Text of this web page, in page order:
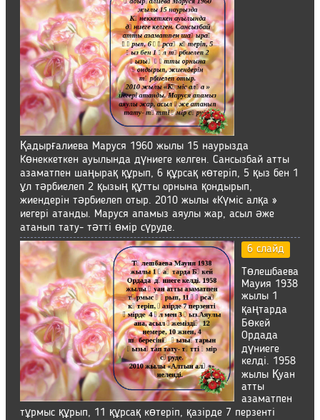
Қадырғалиева Маруся 1960 жылы 15 наурызда
Көнеккеткен ауылында дүниеге келген. Сансызбай атты
азаматпен шаңырақ құрып, 6 құрсақ көтеріп, 5 қыз бен 1
ұл тәрбиелеп 2 қызың құтты орнына қондырып,
жиендерін тәрбиелеп отыр. 2010 жылы «Күміс алқа »
иегері атанды. Маруся апамыз аяулы жар, асыл әже
атанып тату- тәтті өмір сүруде.
6 слайд
Төлешбаева
Мауия 1938
жылы 1
қаңтарда
Бөкей
Ордада
дүниеге
келді. 1958
жылы Қуан
атты
азаматпен
тұрмыс құрып, 11 құрсақ көтеріп, қазірде 7 перзенті